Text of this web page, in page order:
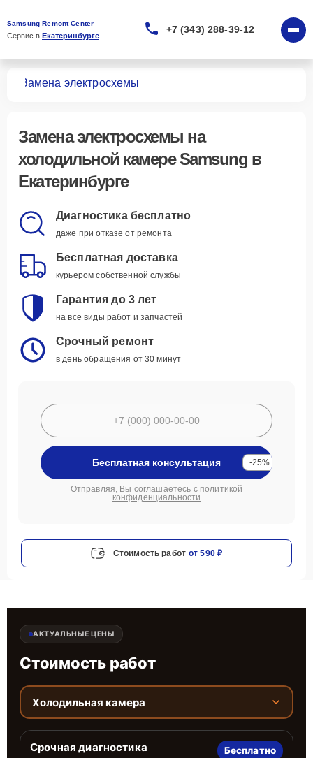
Samsung Remont Center
Сервис в Екатеринбурге
+7 (343) 288-39-12
Замена электросхемы
Замена электросхемы на
холодильной камере Samsung в
Екатеринбурге
Диагностика бесплатно
даже при отказе от ремонта
Бесплатная доставка
курьером собственной службы
Гарантия до 3 лет
на все виды работ и запчастей
Срочный ремонт
в день обращения от 30 минут
Бесплатная консультация -25%
Отправляя, Вы соглашаетесь с политикой
конфиденциальности
Стоимость работ от 590 ₽
АКТУАЛЬНЫЕ ЦЕНЫ
Стоимость работ
Холодильная камера
Срочная диагностика Бесплатно